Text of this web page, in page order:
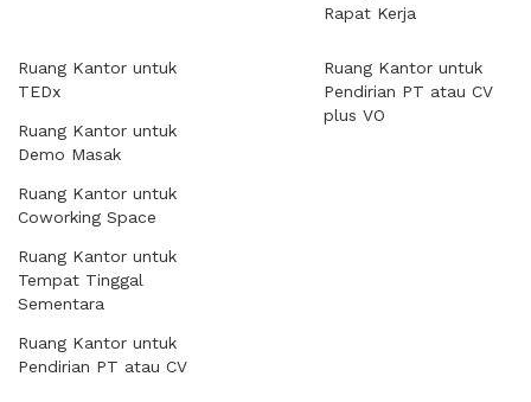
Rapat Kerja
Ruang Kantor untuk
TEDx
Ruang Kantor untuk
Demo Masak
Ruang Kantor untuk
Coworking Space
Ruang Kantor untuk
Tempat Tinggal
Sementara
Ruang Kantor untuk
Pendirian PT atau CV
Ruang Kantor untuk
Pendirian PT atau CV
plus VO